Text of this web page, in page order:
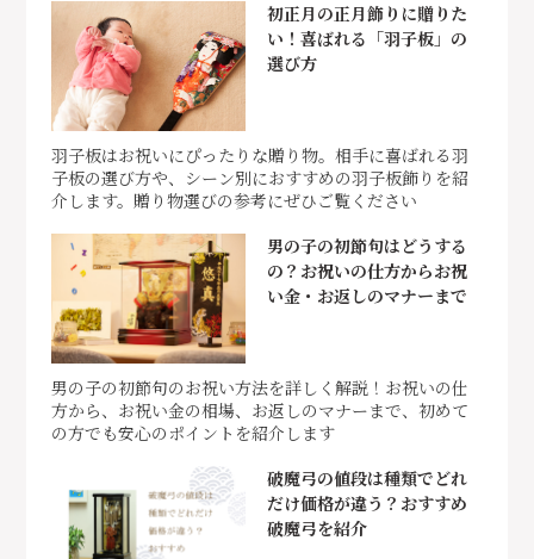
初正月の正月飾りに贈りた
い！喜ばれる「羽子板」の
選び方
羽子板はお祝いにぴったりな贈り物。相手に喜ばれる羽
子板の選び方や、シーン別におすすめの羽子板飾りを紹
介します。贈り物選びの参考にぜひご覧ください
男の子の初節句はどうする
の？お祝いの仕方からお祝
い金・お返しのマナーまで
男の子の初節句のお祝い方法を詳しく解説！お祝いの仕
方から、お祝い金の相場、お返しのマナーまで、初めて
の方でも安心のポイントを紹介します
破魔弓の値段は種類でどれ
だけ価格が違う？おすすめ
破魔弓を紹介